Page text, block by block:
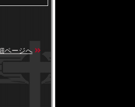
ページへ